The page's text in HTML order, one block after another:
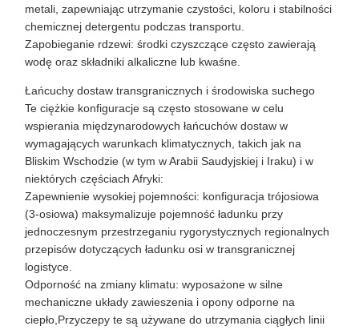
metali, zapewniając utrzymanie czystości, koloru i stabilności
chemicznej detergentu podczas transportu.
Zapobieganie rdzewi: środki czyszczące często zawierają
wodę oraz składniki alkaliczne lub kwaśne.
Łańcuchy dostaw transgranicznych i środowiska suchego
Te ciężkie konfiguracje są często stosowane w celu
wspierania międzynarodowych łańcuchów dostaw w
wymagających warunkach klimatycznych, takich jak na
Bliskim Wschodzie (w tym w Arabii Saudyjskiej i Iraku) i w
niektórych częściach Afryki:
Zapewnienie wysokiej pojemności: konfiguracja trójosiowa
(3-osiowa) maksymalizuje pojemność ładunku przy
jednoczesnym przestrzeganiu rygorystycznych regionalnych
przepisów dotyczących ładunku osi w transgranicznej
logistyce.
Odporność na zmiany klimatu: wyposażone w silne
mechaniczne układy zawieszenia i opony odporne na
ciepło,Przyczepy te są używane do utrzymania ciągłych linii